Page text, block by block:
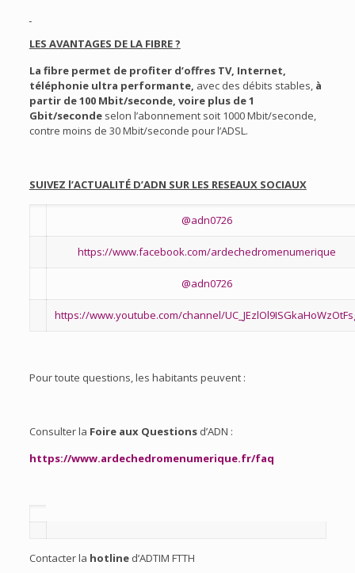
LES AVANTAGES DE LA FIBRE ?
La fibre permet de profiter d’offres TV, Internet,
téléphonie ultra performante, avec des débits stables, à
partir de 100 Mbit/seconde, voire plus de 1
Gbit/seconde selon l’abonnement soit 1000 Mbit/seconde,
contre moins de 30 Mbit/seconde pour l’ADSL.
SUIVEZ l’ACTUALITÉ D’ADN SUR LES RESEAUX SOCIAUX
@adn0726
https://www.facebook.com/ardechedromenumerique
@adn0726
https://www.youtube.com/channel/
Pour toute questions, les habitants peuvent :
Consulter la Foire aux Questionsd’ADN :
https://www.ardechedromenumerique.fr/faq
Contacter la hotlined’ADTIM FTTH